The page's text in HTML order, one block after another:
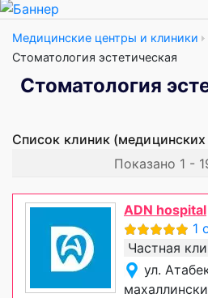
Медицинские центры и клиники
Стоматология эстетическая
Стоматология
Список клиник (медицинских
Показано 1 -
ADN hospital
1
Частная
ул.